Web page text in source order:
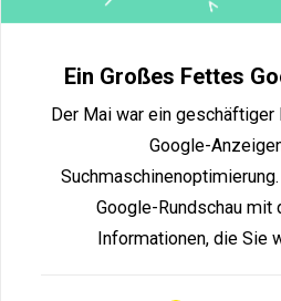
Ein Großes Fettes
Der Mai war ein geschäftiger
Google-
Google-Rundschau mit
Informationen, die Sie